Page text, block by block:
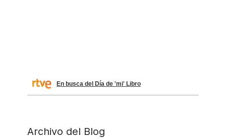
En busca del Día de 'mi' Libro
Archivo del Blog